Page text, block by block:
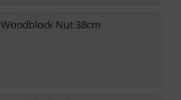
Woodblock Nut 38cm